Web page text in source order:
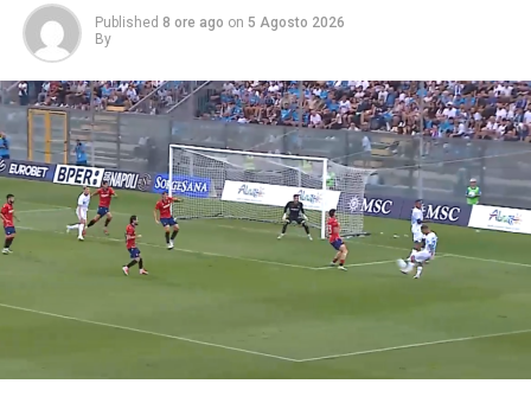
Published 8 ore ago on 5 Agosto 2026
By